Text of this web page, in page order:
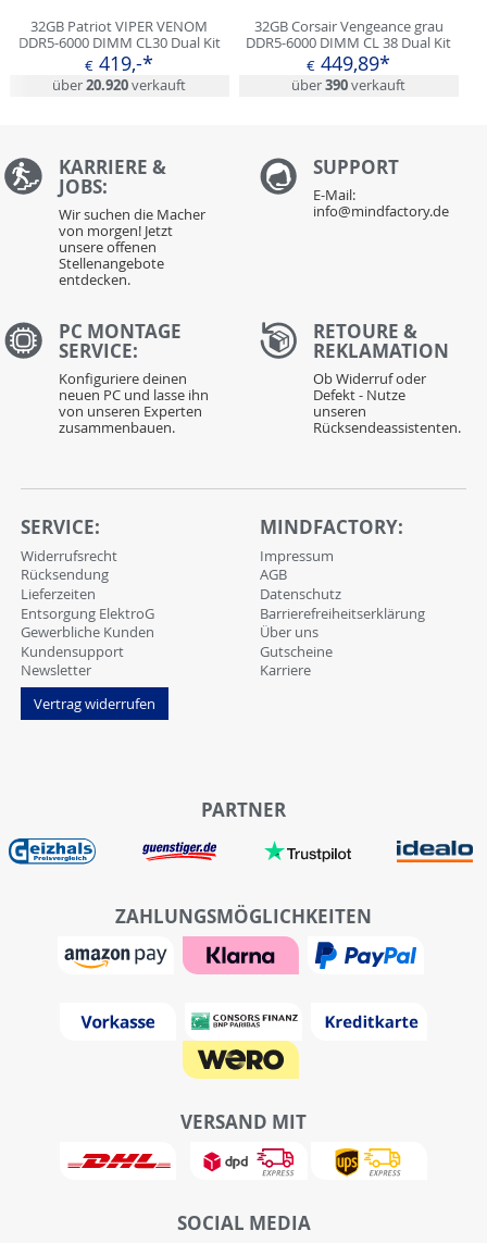
32GB Patriot VIPER VENOM
DDR5-6000 DIMM CL30 Dual Kit
€ 419,-*
über20.920verkauft
32GB Corsair Vengeance grau
DDR5-6000 DIMM CL 38 Dual Kit
€ 449,89*
über390verkauft
KARRIERE &
JOBS:
Wir suchen die Macher
von morgen! Jetzt
unsere offenen
Stellenangebote
entdecken.
SUPPORT
E-Mail:
info@mindfactory.de
PC MONTAGE
SERVICE:
Konfiguriere deinen
neuen PC und lasse ihn
von unseren Experten
zusammenbauen.
RETOURE &
REKLAMATION
Ob Widerruf oder
Defekt - Nutze
unseren
Rücksendeassistenten.
SERVICE:
Widerrufsrecht
Rücksendung
Lieferzeiten
Entsorgung ElektroG
Gewerbliche Kunden
Kundensupport
Newsletter
Vertrag widerrufen
MINDFACTORY:
Impressum
AGB
Datenschutz
Barrierefreiheitserklärung
Über uns
Gutscheine
Karriere
PARTNER
ZAHLUNGSMÖGLICHKEITEN
VERSAND MIT
SOCIAL MEDIA